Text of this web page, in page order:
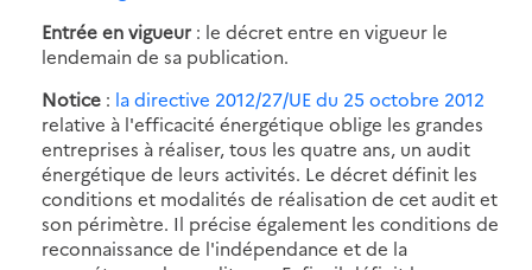
Entrée en vigueur : le décret entre en vigueur le
lendemain de sa publication.
Notice : la directive 2012/27/UE du 25 octobre 2012
relative à l'efficacité énergétique oblige les grandes
entreprises à réaliser, tous les quatre ans, un audit
énergétique de leurs activités. Le décret définit les
conditions et modalités de réalisation de cet audit et
son périmètre. Il précise également les conditions de
reconnaissance de l'indépendance et de la